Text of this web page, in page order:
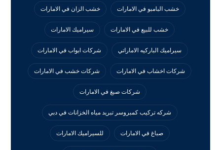
خشب البامبو في الامارات خشب الزان في الامارات
خشب للبيع في الامارات سيراميك الامارات
سيراميك الباركيه الاماراتي شركات ابواب في الامارات
شركات اخشاب في الامارات شركات خشب في الامارات
شركات صبغ في الامارات
شركه تركيب كمبروسر تبريد مياه الخزانات في دبي
صباغ في الامارات للسيراميك الامارات